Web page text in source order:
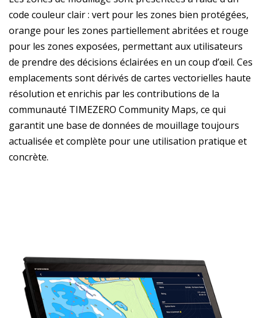
code couleur clair : vert pour les zones bien protégées,
orange pour les zones partiellement abritées et rouge
pour les zones exposées, permettant aux utilisateurs
de prendre des décisions éclairées en un coup d’œil. Ces
emplacements sont dérivés de cartes vectorielles haute
résolution et enrichis par les contributions de la
communauté TIMEZERO Community Maps, ce qui
garantit une base de données de mouillage toujours
actualisée et complète pour une utilisation pratique et
concrète.